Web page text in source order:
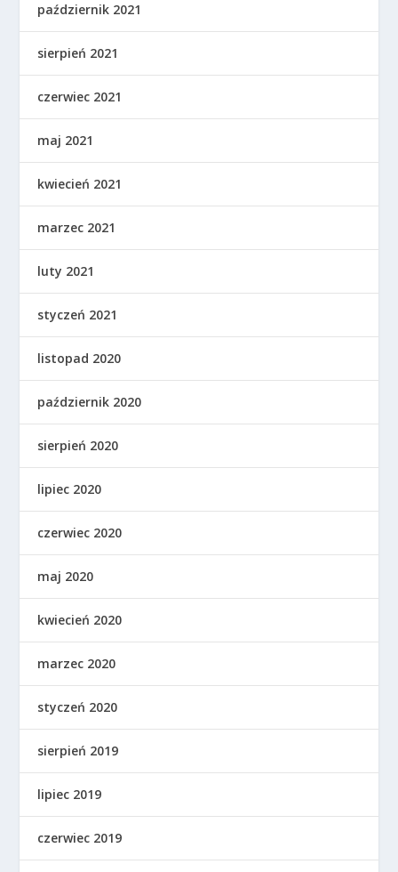
październik 2021
sierpień 2021
czerwiec 2021
maj 2021
kwiecień 2021
marzec 2021
luty 2021
styczeń 2021
listopad 2020
październik 2020
sierpień 2020
lipiec 2020
czerwiec 2020
maj 2020
kwiecień 2020
marzec 2020
styczeń 2020
sierpień 2019
lipiec 2019
czerwiec 2019